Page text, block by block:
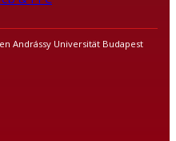
Andrássy Universität Budapest